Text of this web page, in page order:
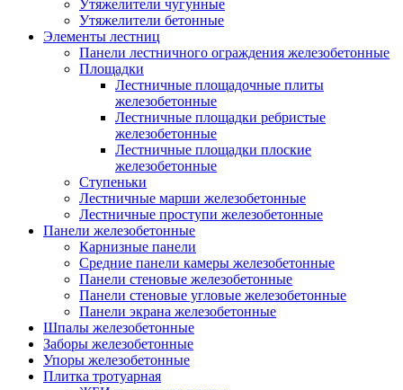
Утяжелители чугунные
Утяжелители бетонные
Элементы лестниц
Панели лестничного ограждения железобетонные
Площадки
Лестничные площадочные плиты
железобетонные
Лестничные площадки ребристые
железобетонные
Лестничные площадки плоские
железобетонные
Ступеньки
Лестничные марши железобетонные
Лестничные проступи железобетонные
Панели железобетонные
Карнизные панели
Средние панели камеры железобетонные
Панели стеновые железобетонные
Панели стеновые угловые железобетонные
Панели экрана железобетонные
Шпалы железобетонные
Заборы железобетонные
Упоры железобетонные
Плитка тротуарная